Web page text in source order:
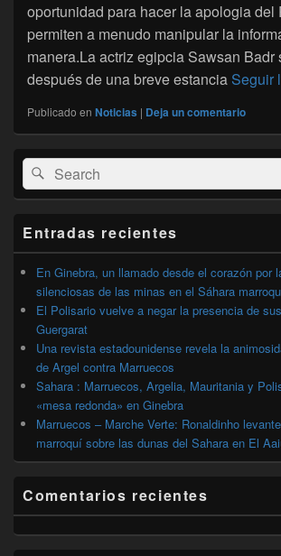
oportunidad para hacer la apologia del
permiten a menudo manipular la
manera.La actriz egipcia Sawsan Badr
después de una breve estancia Seguir
Publicado en Noticias | Deja un comentario
área
de
widget
lateral
primaria
Buscar
por:
Buscar
Entradas recientes
En Ginebra, un llamado desde el corazón por
silenciosas de las minas en el Sáhara
El Polisario vuelve a negar la presencia de
Guergarat
Una revista estadounidense revela la
de Argel contra Marruecos
Sahara : Marruecos, Argelia, Mauritania y
«mesa redonda» en Ginebra
Marruecos – Marche Verte: Ronaldinho
marroquí sobre las dunas del Sahara en El
Comentarios recientes